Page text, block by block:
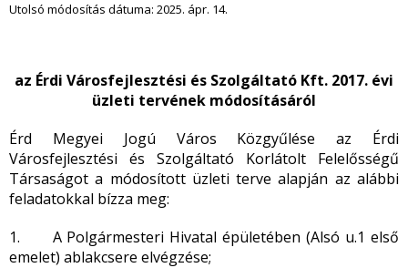
Utolsó módosítás dátuma: 2025. ápr. 14.
az Érdi Városfejlesztési és Szolgáltató Kft. 2017. évi
üzleti tervének módosításáról
Érd Megyei Jogú Város Közgyűlése az Érdi
Városfejlesztési és Szolgáltató Korlátolt Felelősségű
Társaságot a módosított üzleti terve alapján az alábbi
feladatokkal bízza meg:
1. A Polgármesteri Hivatal épületében (Alsó u.1 első
emelet) ablakcsere elvégzése;